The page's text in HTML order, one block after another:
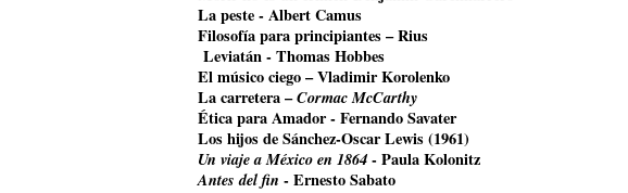
La peste - Albert Camus
Filosofía para principiantes – Rius
Leviatán - Thomas Hobbes
El músico ciego – Vladimir Korolenko
La carretera –Cormac McCarthy
Ética para Amador - Fernando Savater
Los hijos de Sánchez-Oscar Lewis (1961)
Un viaje a México en 1864- Paula Kolonitz
Antes del fin - Ernesto Sabato